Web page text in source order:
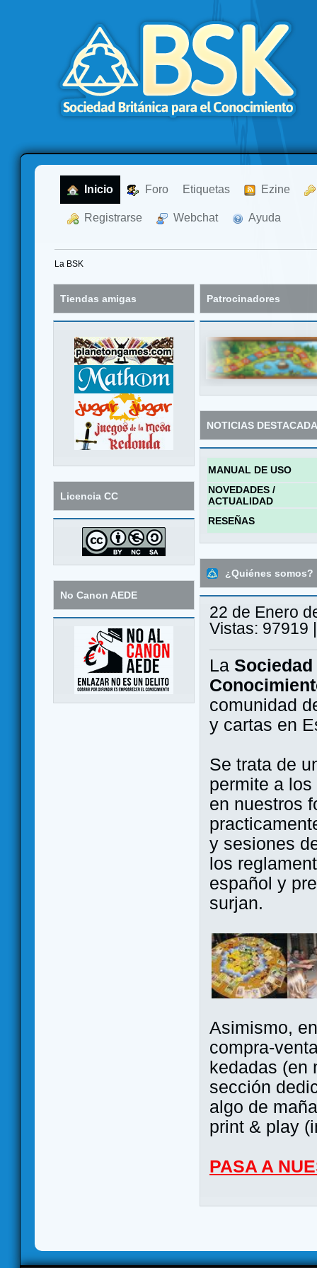
Inicio Foro Etiquetas Ezine
Registrarse Webchat Ayuda
La BSK
Tiendas amigas
Licencia CC
No Canon AEDE
Patrocinadores
NOTICIAS
MANUAL DE USO
NOVEDADES /
ACTUALIDAD
RESEÑAS
¿Quiénes somos?
22 de Enero
Vistas: 97919
La
comunidad
y cartas en
Se trata de
permite a
en nuestros
y sesiones
los
español y
surjan.
Asimismo,
compra-
kedadas (en
sección
algo de
print & play
PASA A